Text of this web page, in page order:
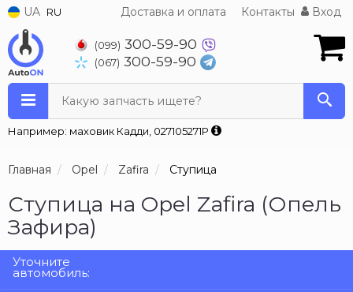
UA RU Доставка и оплата Контакты Вход
(099) 300-59-90
(067) 300-59-90
Какую запчасть ищете?
Например: маховик Кадди, 027105271P
Главная Opel Zafira Ступица
Ступица на Opel Zafira (Опель
Зафира)
Уточните
автомобиль: